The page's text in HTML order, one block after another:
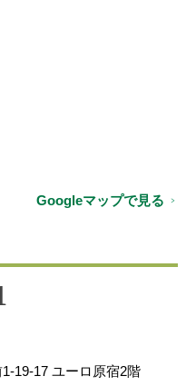
Googleマップで見る
19-17 ユーロ原宿2階